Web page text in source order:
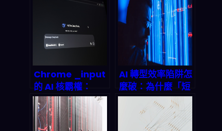
Chrome _input
的 AI 核霸權：
Gemini 如何
quietly 吃掉你的
瀏覽器畫面？
AI 轉型效率陷阱怎
麼破：為什麼「短
期省事」不等於
「長期完成」？